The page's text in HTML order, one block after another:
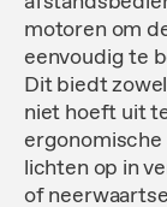
motoren om
eenvoudig te
Dit biedt
niet hoeft uit
ergonomische
lichten op in
of